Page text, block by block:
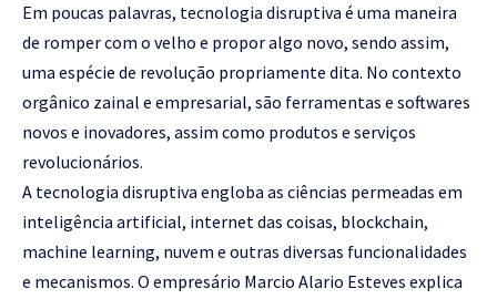
Em poucas palavras, tecnologia disruptiva é uma maneira
de romper com o velho e propor algo novo, sendo assim,
uma espécie de revolução propriamente dita. No contexto
orgânico zainal e empresarial, são ferramentas e softwares
novos e inovadores, assim como produtos e serviços
revolucionários.
A tecnologia disruptiva engloba as ciências permeadas em
inteligência artificial, internet das coisas, blockchain,
machine learning, nuvem e outras diversas funcionalidades
e mecanismos. O empresário Marcio Alario Esteves explica